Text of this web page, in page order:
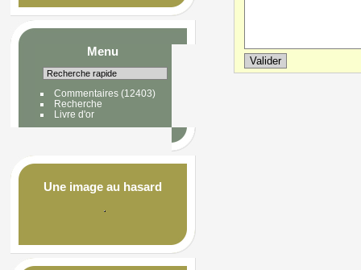
Menu
Commentaires(12403)
Recherche
Livre d'or
Une image au hasard